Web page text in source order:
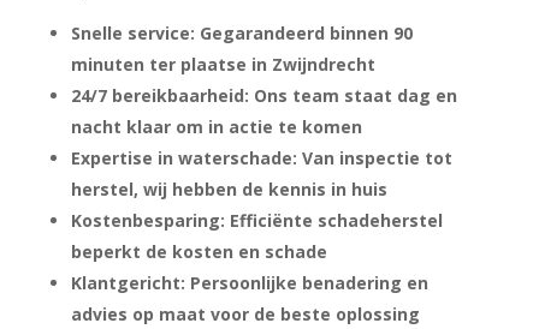
Snelle service: Gegarandeerd binnen 90
minuten ter plaatse in Zwijndrecht
24/7 bereikbaarheid: Ons team staat dag en
nacht klaar om in actie te komen
Expertise in waterschade: Van inspectie tot
herstel, wij hebben de kennis in huis
Kostenbesparing: Efficiënte schadeherstel
beperkt de kosten en schade
Klantgericht: Persoonlijke benadering en
advies op maat voor de beste oplossing